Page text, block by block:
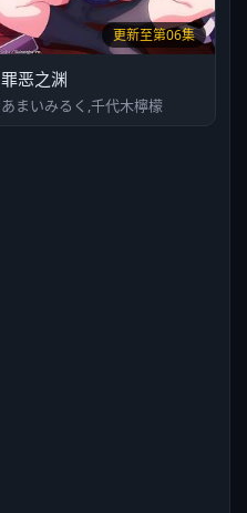
更新至第06集
罪恶之渊
あまいみるく,千代木檸檬